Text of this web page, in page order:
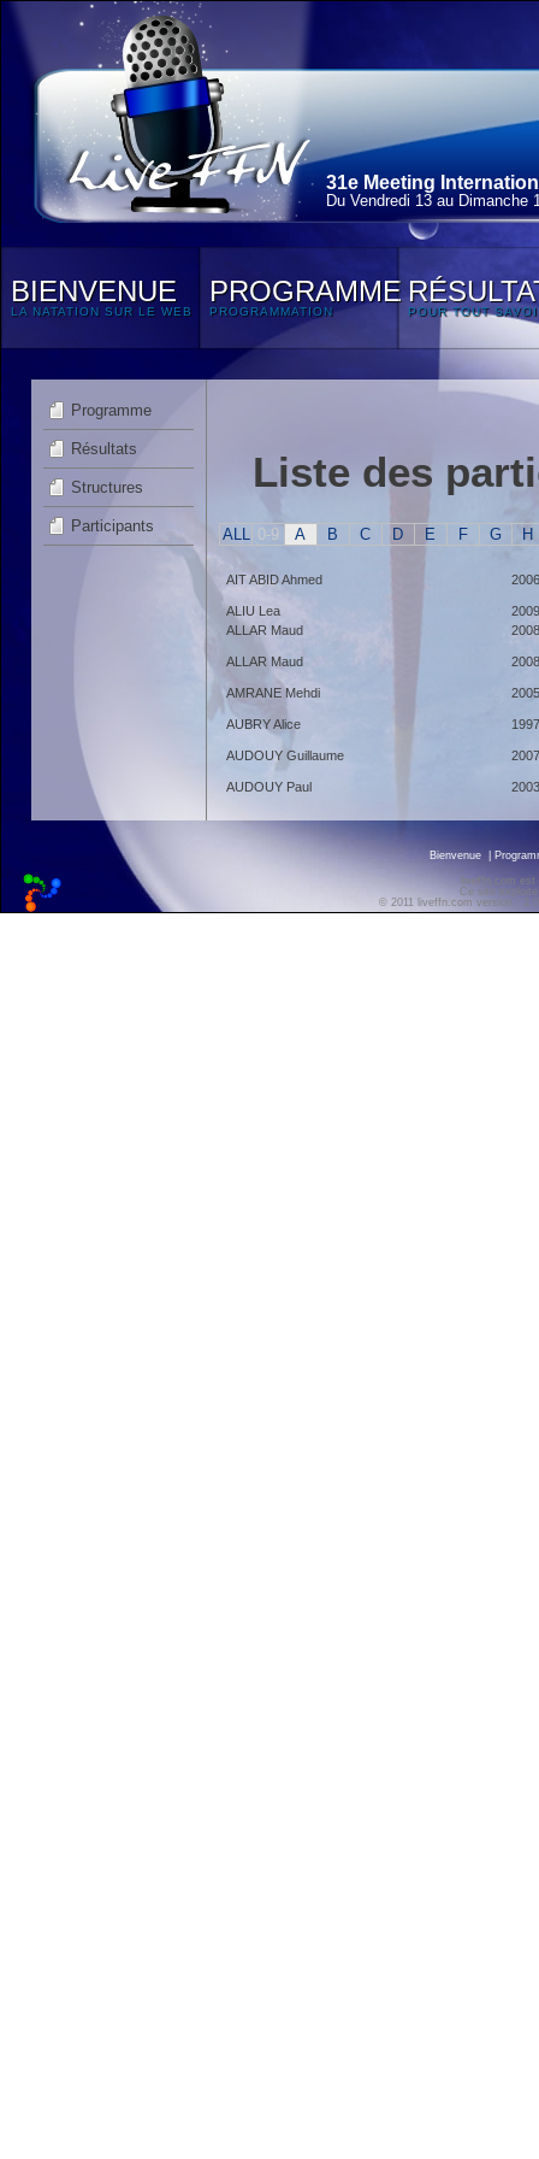
31e Meeting
Du Vendredi 13 au Dimanche
BIENVENUE
LA NATATION SUR LE WEB
PROGRAMME
PROGRAMMATION POUR TOUT
Programme
Résultats
Structures
Participants
Liste des
ALL 0-9 A B C D E F G H
AIT ABID Ahmed 2006
ALIU Lea
2009
ALLAR Maud
2008
ALLAR Maud 2008
AMRANE Mehdi 2005
AUBRY Alice 1997
AUDOUY Guillaume 2007
AUDOUY Paul 2003
Bienvenue
liveffn.com
Ce site
© 2011 liveffn.com version :